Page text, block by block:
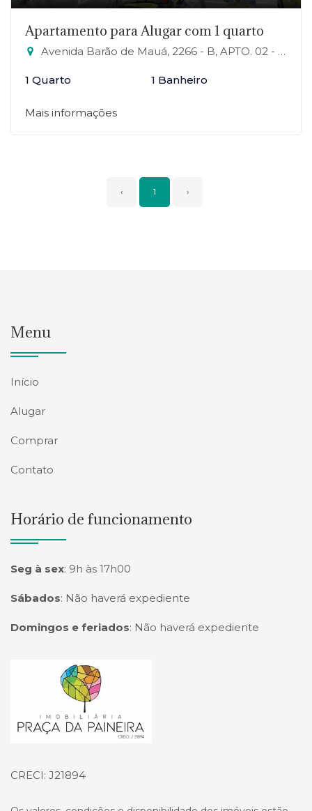
Apartamento para Alugar com 1 quarto
Avenida Barão de Mauá, 2266 - B, APTO. 02 - Jardim Campo Verde, Mauá-SP
1 Quarto 1 Banheiro
Mais informações
‹ 1 ›
Menu
Início
Alugar
Comprar
Contato
Horário de funcionamento
Seg à sex: 9h às 17h00
Sábados: Não haverá expediente
Domingos e feriados: Não haverá expediente
Página inicial
CRECI: J21894